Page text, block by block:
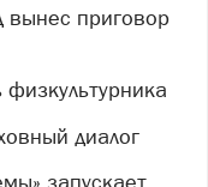
в
особенно
граждан
Для людей,
физкультурника
диалог